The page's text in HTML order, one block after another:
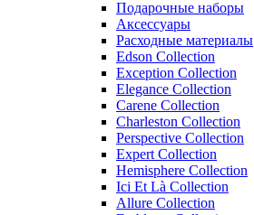
Подарочные наборы
Аксессуары
Расходные материалы
Edson Collection
Exception Collection
Elegance Collection
Carene Collection
Charleston Collection
Perspective Collection
Expert Collection
Hemisphere Collection
Ici Et Là Collection
Allure Collection